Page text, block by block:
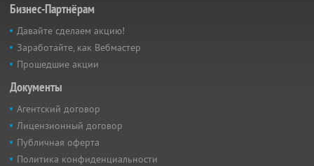
Бизнес-Партнёрам
Давайте сделаем акцию!
Заработайте, как Вебмастер
Прошедшие акции
Документы
Агентский договор
Лицензионный договор
Публичная оферта
Политика конфиденциальности